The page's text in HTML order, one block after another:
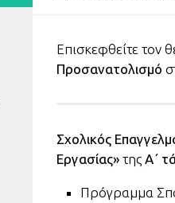
Επισκεφθείτε τον
Προσανατολισμό
Σχολικός
Εργασίας» της Α΄
Πρόγραμμα